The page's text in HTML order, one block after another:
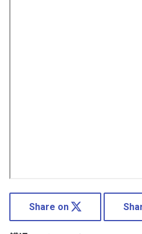
Share on